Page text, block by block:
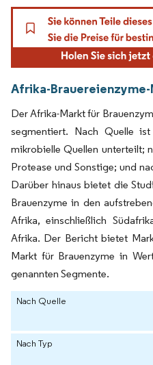
Afrika-
Der Afrika-Markt für
segmentiert. Nach Quelle
mikrobielle Quellen unterteilt;
Protease und Sonstige; und
Darüber hinaus bietet die
Brauenzyme in den
Afrika, einschließlich
Afrika. Der Bericht bietet
Markt für Brauenzyme in
genannten Segmente.
Nach Quelle
Nach Typ